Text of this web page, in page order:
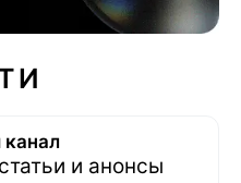
канал
и анонсы